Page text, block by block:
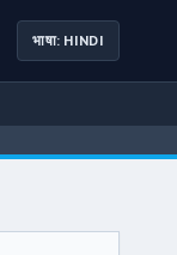
भाषा: HINDI